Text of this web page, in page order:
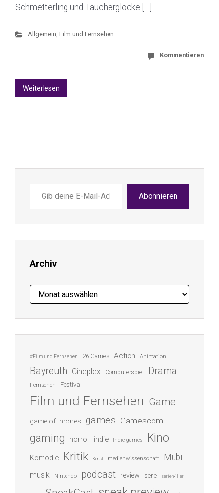
Schmetterling und Taucherglocke […]
Allgemein, Film und Fernsehen
Kommentieren
Weiterlesen
deine
E-
ein ...
Abonnieren
Archiv
Archiv
#Film und Fernsehen 26 Games Action Animation
Bayreuth Cineplex Computerspiel Drama
Fernsehen Festival
Film und Fernsehen Game
game of thrones games Gamescom
gaming horror indie Indie games Kino
Komödie Kritik Kunst medienwissenschaft Mubi
musik Nintendo podcast review serie serienkiller